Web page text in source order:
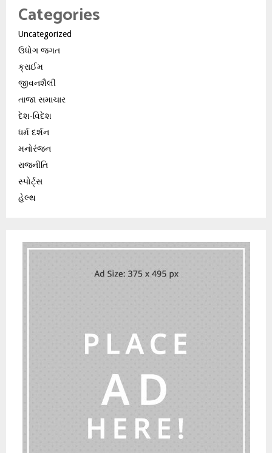
Categories
Uncategorized
ઉધોગ જગત
ક્રાઈમ
જીવનશૈલી
તાજા સમાચાર
દેશ-વિદેશ
ધર્મ દર્શન
મનોરંજન
રાજનીતિ
સ્પોર્ટ્સ
હેલ્થ